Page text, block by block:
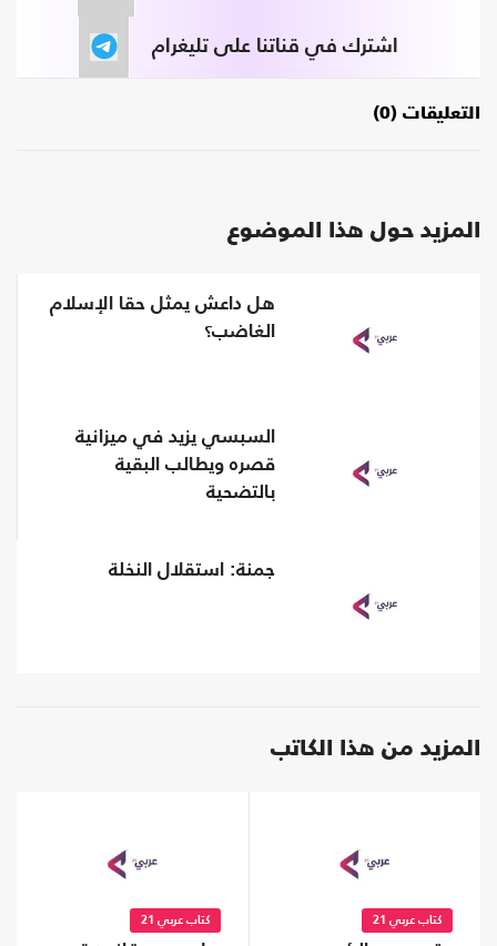
اشترك في قناتنا على تليغرام
التعليقات (0)
المزيد حول هذا الموضوع
هل داعش يمثل حقا الإسلام
الغاضب؟
السبسي يزيد في ميزانية
قصره ويطالب البقية
بالتضحية
جمنة: استقلال النخلة
المزيد من هذا الكاتب
كتاب عربي 21 كتاب عربي 21